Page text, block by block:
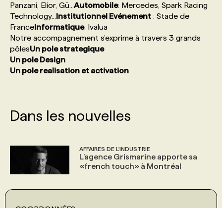
ANNONCEZ AVEC NOUS
Panzani, Elior, Gü... Automobile: Mercedes, Spark Racing
Technology... Institutionnel Evénement : Stade de
FranceInformatique: Ivalua
Notre accompagnement s’exprime à travers 3 grands
pôlesUn pole strategique
Un pole Design
Un pole realisation et activation
Dans les nouvelles
AFFAIRES DE L'INDUSTRIE
L’agence Grismarine apporte sa
«french touch» à Montréal